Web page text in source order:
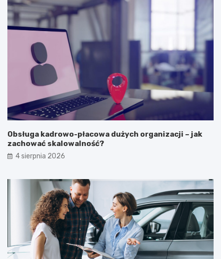
Obsługa kadrowo-płacowa dużych organizacji – jak
zachować skalowalność?
4 sierpnia 2026